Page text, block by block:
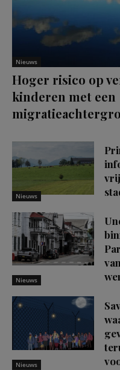
Nieuws
Hoger risico op
kinderen met een
Nieuws
Nieuws
Nieuws